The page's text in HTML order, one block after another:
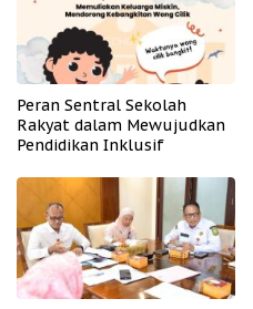
Peran Sentral Sekolah
Rakyat dalam Mewujudkan
Pendidikan Inklusif